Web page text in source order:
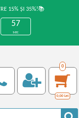
15% ȘI 35%!📚
57
sec
0
0,00 Lei